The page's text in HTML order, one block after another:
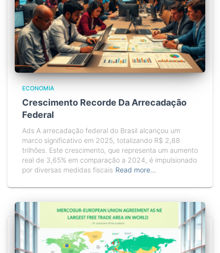
ECONOMIA
Crescimento Recorde Da Arrecadação
Federal
Ads A arrecadação federal do Brasil alcançou um
marco significativo em 2025, totalizando R$ 2,88
trilhões. Este crescimento, que representa um aumento
real de 3,65% em comparação a 2024, é impulsionado
por diversas medidas fiscais Read more…